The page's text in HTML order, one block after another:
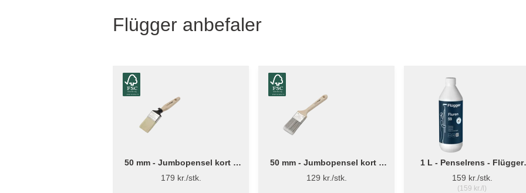
Flügger anbefaler
50 mm - Jumbopensel kort –
Flügger Excellence Series
179 kr./stk.
50 mm - Jumbopensel kort –
Flügger Pro Series
129 kr./stk.
1 L - Penselrens - Flügger
Fluren 59
159 kr./stk.
(159 kr./l)